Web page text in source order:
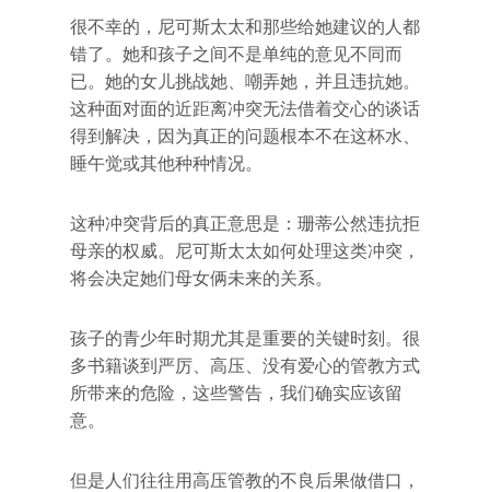
很不幸的，尼可斯太太和那些给她建议的人都
错了。她和孩子之间不是单纯的意见不同而
已。她的女儿挑战她、嘲弄她，并且违抗她。
这种面对面的近距离冲突无法借着交心的谈话
得到解决，因为真正的问题根本不在这杯水、
睡午觉或其他种种情况。
这种冲突背后的真正意思是：珊蒂公然违抗拒
母亲的权威。尼可斯太太如何处理这类冲突，
将会决定她们母女俩未来的关系。
孩子的青少年时期尤其是重要的关键时刻。很
多书籍谈到严厉、高压、没有爱心的管教方式
所带来的危险，这些警告，我们确实应该留
意。
但是人们往往用高压管教的不良后果做借口，